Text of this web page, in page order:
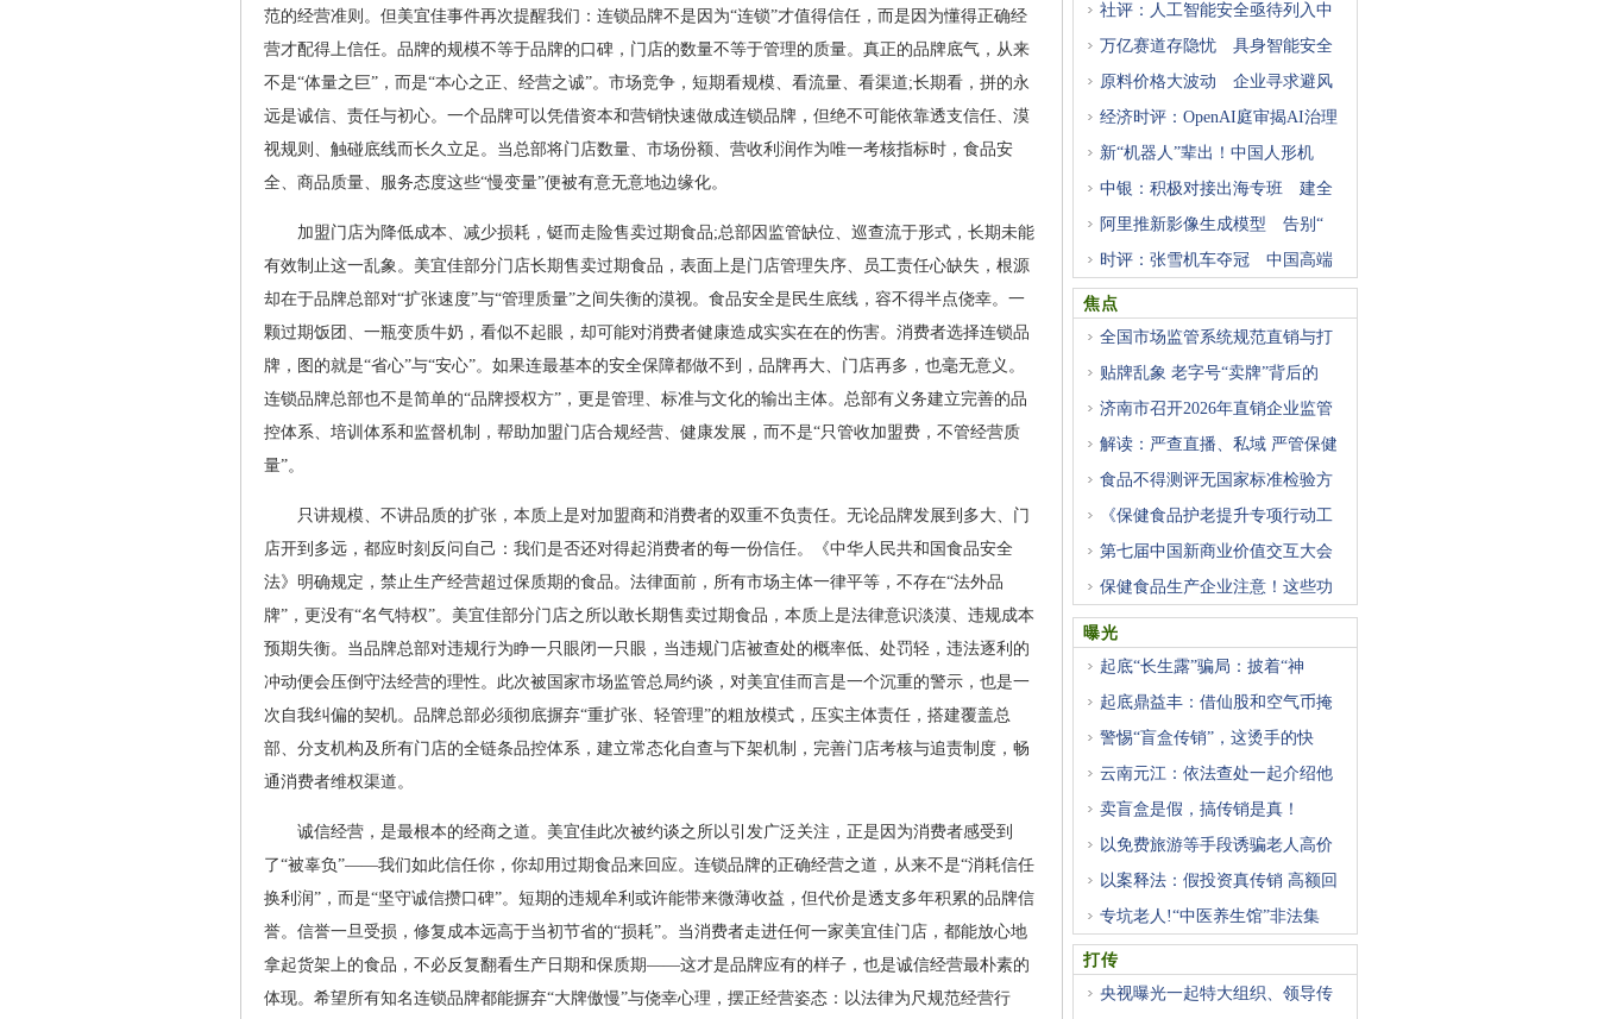
范的经营准则。但美宜佳事件再次提醒我们：连锁品牌不是因为“连锁”才值得信任，而是因为懂得正确经
营才配得上信任。品牌的规模不等于品牌的口碑，门店的数量不等于管理的质量。真正的品牌底气，从来
不是“体量之巨”，而是“本心之正、经营之诚”。市场竞争，短期看规模、看流量、看渠道;长期看，拼的永
远是诚信、责任与初心。一个品牌可以凭借资本和营销快速做成连锁品牌，但绝不可能依靠透支信任、漠
视规则、触碰底线而长久立足。当总部将门店数量、市场份额、营收利润作为唯一考核指标时，食品安
全、商品质量、服务态度这些“慢变量”便被有意无意地边缘化。
加盟门店为降低成本、减少损耗，铤而走险售卖过期食品;总部因监管缺位、巡查流于形式，长期未能
有效制止这一乱象。美宜佳部分门店长期售卖过期食品，表面上是门店管理失序、员工责任心缺失，根源
却在于品牌总部对“扩张速度”与“管理质量”之间失衡的漠视。食品安全是民生底线，容不得半点侥幸。一
颗过期饭团、一瓶变质牛奶，看似不起眼，却可能对消费者健康造成实实在在的伤害。消费者选择连锁品
牌，图的就是“省心”与“安心”。如果连最基本的安全保障都做不到，品牌再大、门店再多，也毫无意义。
连锁品牌总部也不是简单的“品牌授权方”，更是管理、标准与文化的输出主体。总部有义务建立完善的品
控体系、培训体系和监督机制，帮助加盟门店合规经营、健康发展，而不是“只管收加盟费，不管经营质
量”。
只讲规模、不讲品质的扩张，本质上是对加盟商和消费者的双重不负责任。无论品牌发展到多大、门
店开到多远，都应时刻反问自己：我们是否还对得起消费者的每一份信任。《中华人民共和国食品安全
法》明确规定，禁止生产经营超过保质期的食品。法律面前，所有市场主体一律平等，不存在“法外品
牌”，更没有“名气特权”。美宜佳部分门店之所以敢长期售卖过期食品，本质上是法律意识淡漠、违规成本
预期失衡。当品牌总部对违规行为睁一只眼闭一只眼，当违规门店被查处的概率低、处罚轻，违法逐利的
冲动便会压倒守法经营的理性。此次被国家市场监管总局约谈，对美宜佳而言是一个沉重的警示，也是一
次自我纠偏的契机。品牌总部必须彻底摒弃“重扩张、轻管理”的粗放模式，压实主体责任，搭建覆盖总
部、分支机构及所有门店的全链条品控体系，建立常态化自查与下架机制，完善门店考核与追责制度，畅
通消费者维权渠道。
诚信经营，是最根本的经商之道。美宜佳此次被约谈之所以引发广泛关注，正是因为消费者感受到
了“被辜负”——我们如此信任你，你却用过期食品来回应。连锁品牌的正确经营之道，从来不是“消耗信任
换利润”，而是“坚守诚信攒口碑”。短期的违规牟利或许能带来微薄收益，但代价是透支多年积累的品牌信
誉。信誉一旦受损，修复成本远高于当初节省的“损耗”。当消费者走进任何一家美宜佳门店，都能放心地
拿起货架上的食品，不必反复翻看生产日期和保质期——这才是品牌应有的样子，也是诚信经营最朴素的
体现。希望所有知名连锁品牌都能摒弃“大牌傲慢”与侥幸心理，摆正经营姿态：以法律为尺规范经营行
社评：人工智能安全亟待列入中
万亿赛道存隐忧 具身智能安全
原料价格大波动 企业寻求避风
经济时评：OpenAI庭审揭AI治理
新“机器人”辈出！中国人形机
中银：积极对接出海专班 建全
阿里推新影像生成模型 告别“
时评：张雪机车夺冠 中国高端
焦点
全国市场监管系统规范直销与打
贴牌乱象 老字号“卖牌”背后的
济南市召开2026年直销企业监管
解读：严查直播、私域 严管保健
食品不得测评无国家标准检验方
《保健食品护老提升专项行动工
第七届中国新商业价值交互大会
保健食品生产企业注意！这些功
曝光
起底“长生露”骗局：披着“神
起底鼎益丰：借仙股和空气币掩
警惕“盲盒传销”，这烫手的快
云南元江：依法查处一起介绍他
卖盲盒是假，搞传销是真！
以免费旅游等手段诱骗老人高价
以案释法：假投资真传销 高额回
专坑老人!“中医养生馆”非法集
打传
央视曝光一起特大组织、领导传